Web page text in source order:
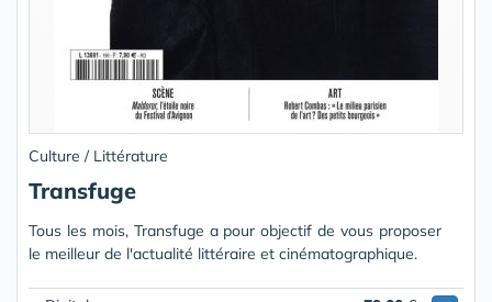
Culture / Littérature
Transfuge
Tous les mois, Transfuge a pour objectif de vous proposer
le meilleur de l'actualité littéraire et cinématographique.